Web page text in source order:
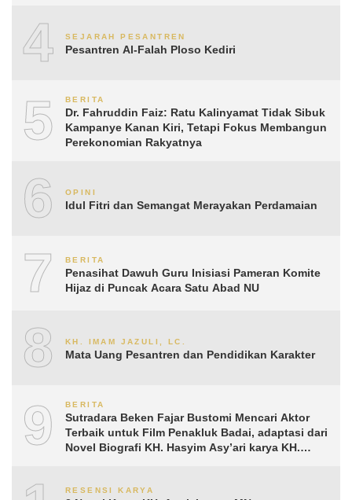
4 SEJARAH PESANTREN
Pesantren Al-Falah Ploso Kediri
5 BERITA
Dr. Fahruddin Faiz: Ratu Kalinyamat Tidak Sibuk
Kampanye Kanan Kiri, Tetapi Fokus Membangun
Perekonomian Rakyatnya
6 OPINI
Idul Fitri dan Semangat Merayakan Perdamaian
7 BERITA
Penasihat Dawuh Guru Inisiasi Pameran Komite
Hijaz di Puncak Acara Satu Abad NU
8 KH. IMAM JAZULI, LC.
Mata Uang Pesantren dan Pendidikan Karakter
9 BERITA
Sutradara Beken Fajar Bustomi Mencari Aktor
Terbaik untuk Film Penakluk Badai, adaptasi dari
Novel Biografi KH. Hasyim Asy’ari karya KH.
RESENSI KARYA